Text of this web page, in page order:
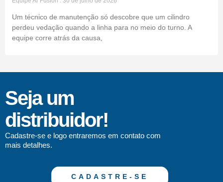
Um técnico de manutenção só descobre que um cilindro
perdeu vedação quando a linha para no meio do turno. A
equipe corre atrás da causa,
Seja um
distribuidor!
Cadastre-se e logo entraremos em contato com
mais detalhes.
CADASTRE-SE